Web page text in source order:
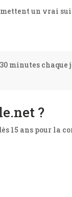
un vrai
minutes
?
15 ans pour